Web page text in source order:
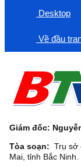
Desktop
Về đầu
Giám đốc:
Tòa soạn: Trụ sở
Mai, tỉnh Bắc Ninh.